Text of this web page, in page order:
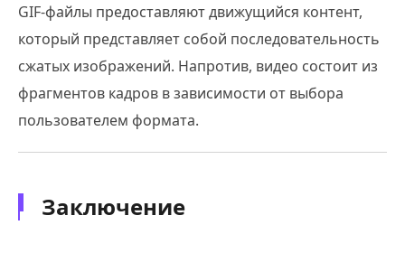
GIF-файлы предоставляют движущийся контент,
который представляет собой последовательность
сжатых изображений. Напротив, видео состоит из
фрагментов кадров в зависимости от выбора
пользователем формата.
Заключение